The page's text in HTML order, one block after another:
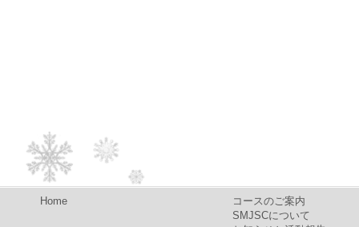
Home
コースのご案内
SMJSCについて